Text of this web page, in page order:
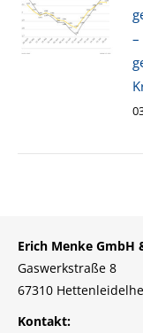
–
Erich Menke GmbH
Gaswerkstraße 8
67310
Kontakt: